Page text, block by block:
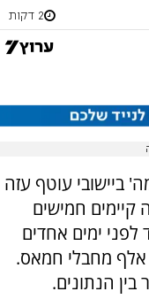
2 דקות
ביישובי עוטף עזה
קיימים חמישים
ימים אחדים
מחבלי חמאס.